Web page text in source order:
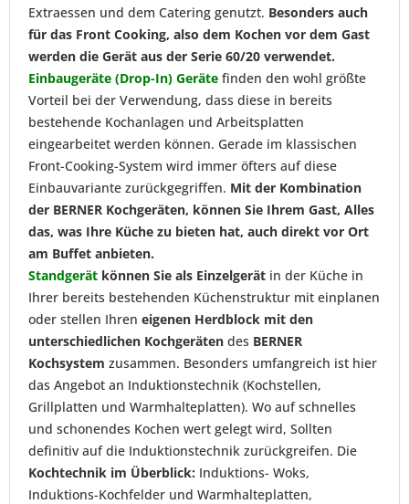
Extraessen und dem Catering genutzt. Besonders auch
für das Front Cooking, also dem Kochen vor dem Gast
werden die Gerät aus der Serie 60/20 verwendet.
Einbaugeräte (Drop-In) Geräte finden den wohl größte
Vorteil bei der Verwendung, dass diese in bereits
bestehende Kochanlagen und Arbeitsplatten
eingearbeitet werden können. Gerade im klassischen
Front-Cooking-System wird immer öfters auf diese
Einbauvariante zurückgegriffen. Mit der Kombination
der BERNER Kochgeräten, können Sie Ihrem Gast, Alles
das, was Ihre Küche zu bieten hat, auch direkt vor Ort
am Buffet anbieten.
Standgerät können Sie als Einzelgerät in der Küche in
Ihrer bereits bestehenden Küchenstruktur mit einplanen
oder stellen Ihren eigenen Herdblock mit den
unterschiedlichen Kochgeräten des BERNER
Kochsystem zusammen. Besonders umfangreich ist hier
das Angebot an Induktionstechnik (Kochstellen,
Grillplatten und Warmhalteplatten). Wo auf schnelles
und schonendes Kochen wert gelegt wird, Sollten
definitiv auf die Induktionstechnik zurückgreifen. Die
Kochtechnik im Überblick: Induktions- Woks,
Induktions-Kochfelder und Warmhalteplatten,